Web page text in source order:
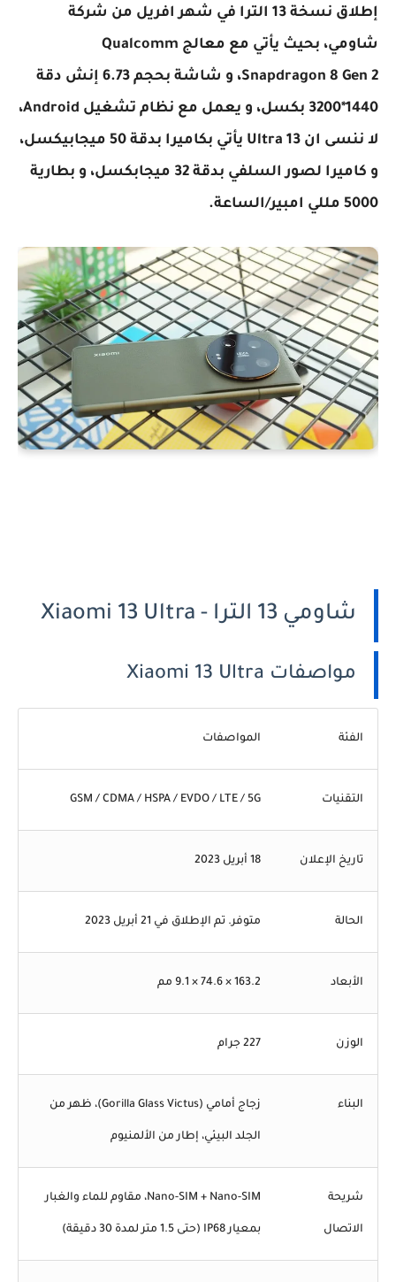
إطلاق نسخة 13 الترا في شهر افريل من شركة
شاومي، بحيث يأتي مع معالج Qualcomm
Snapdragon 8 Gen 2، و شاشة بحجم 6.73 إنش دقة
1440*3200 بكسل، و يعمل مع نظام تشغيل Android،
لا ننسى ان 13 Ultra يأتي بكاميرا بدقة 50 ميجابيكسل،
و كاميرا لصور السلفي بدقة 32 ميجابكسل، و بطارية
5000 مللي امبير/الساعة.
شاومي 13 الترا - Xiaomi 13 Ultra
مواصفات Xiaomi 13 Ultra
الفئة المواصفات
التقنيات GSM / CDMA / HSPA / EVDO / LTE / 5G
تاريخ الإعلان 18 أبريل 2023
الحالة متوفر. تم الإطلاق في 21 أبريل 2023
الأبعاد 163.2 × 74.6 × 9.1 مم
الوزن 227 جرام
البناء زجاج أمامي (Gorilla Glass Victus)، ظهر من
الجلد البيئي، إطار من الألمنيوم
شريحة
الاتصال
Nano-SIM + Nano-SIM، مقاوم للماء والغبار
بمعيار IP68 (حتى 1.5 متر لمدة 30 دقيقة)